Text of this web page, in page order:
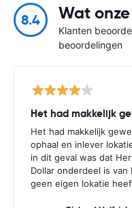
8.4 Wat
Klanten
beoordelingen
Het had makkelijk
Het had makkelijk
ophaal en inlever
in dit geval was dat
Dollar onderdeel is van
geen eigen lokatie